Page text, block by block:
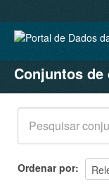
CONJUNTOS DE
ORGANIZAÇÕES
GRUPOS
SOBRE
Conjuntos de
Ordenar por